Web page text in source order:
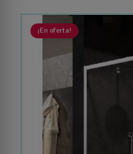
¡En oferta!